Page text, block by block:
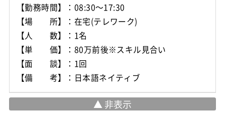
【勤務時間】：08:30～17:30
【場 所】：在宅(テレワーク)
【人 数】：1名
【単 価】：80万前後※スキル見合い
【面 談】：1回
【備 考】：日本語ネイティブ